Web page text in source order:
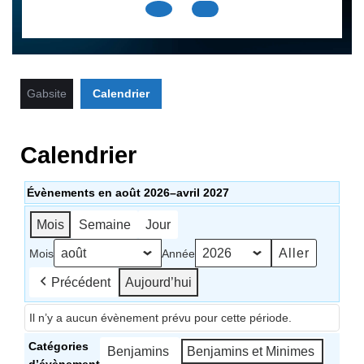
Open
Button
Gabsite Calendrier
Calendrier
Évènements en août 2026–avril 2027
Mois Semaine Jour
Mois Année
Précédent Aujourd’hui
Il n’y a aucun évènement prévu pour cette période.
Catégories
Benjamins Benjamins et Minimes